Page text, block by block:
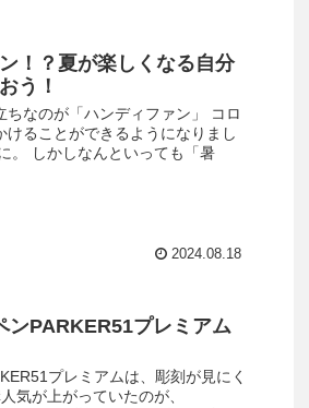
！？夏が楽しくなる自分
う！
なのが「ハンディファン」 コロ
ることができるようになりまし
。 しかしなんといっても「暑
2024.08.18
ンPARKER51プレミアム
プレミアムは、彫刻が見にく
気が上がっていたのが、